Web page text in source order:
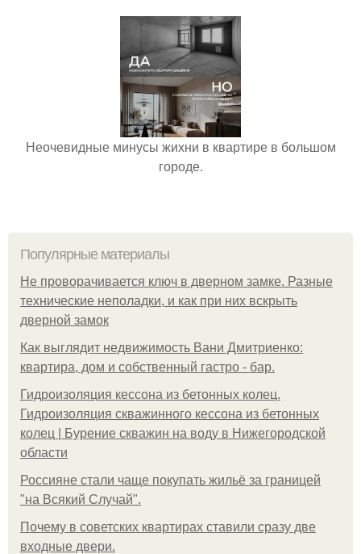
Неочевидные минусы жихни в квартире в большом
городе.
Популярные материалы
Не проворачивается ключ в дверном замке. Разные
технические неполадки, и как при них вскрыть
дверной замок
Как выглядит недвижимость Вани Дмитриенко:
квартира, дом и собственный гастро - бар.
Гидроизоляция кессона из бетонных колец.
Гидроизоляция скважинного кессона из бетонных
колец | Бурение скважин на воду в Нижегородской
области
Россияне стали чаще покупать жильё за границей
"на Всякий Случай".
Почему в советских квартирах ставили сразу две
входные двери.